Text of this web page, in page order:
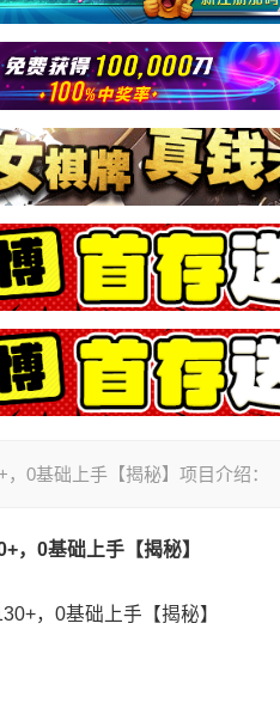
0基础上手【揭秘】项目介绍：
，0基础上手【揭秘】